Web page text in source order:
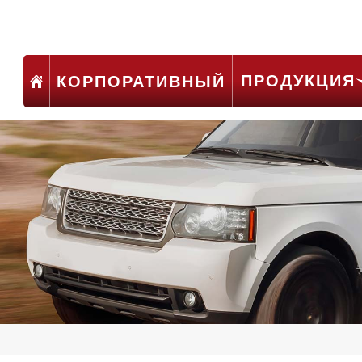
КОРПОРАТИВНЫЙ ПРОДУКЦИЯ